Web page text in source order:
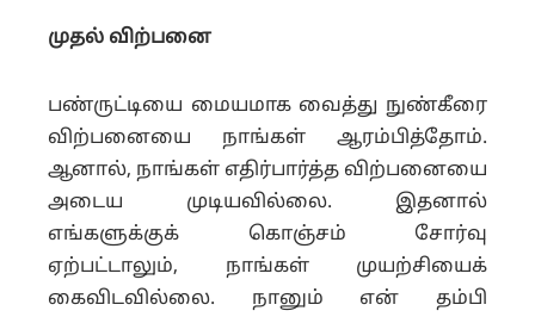
முதல் விற்பனை
பண்ருட்டியை மையமாக வைத்து நுண்கீரை
விற்பனையை நாங்கள் ஆரம்பித்தோம்.
ஆனால், நாங்கள் எதிர்பார்த்த விற்பனையை
அடைய முடியவில்லை. இதனால்
எங்களுக்குக் கொஞ்சம் சோர்வு
ஏற்பட்டாலும், நாங்கள் முயற்சியைக்
கைவிடவில்லை. நானும் என் தம்பி